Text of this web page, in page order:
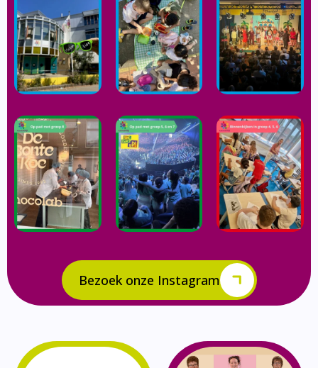
Bezoek onze Instagram